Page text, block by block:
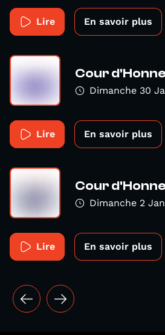
Lire En savoir plus
Cour
Dimanche 30
Lire En savoir plus
Cour
Dimanche 2
Lire En savoir plus